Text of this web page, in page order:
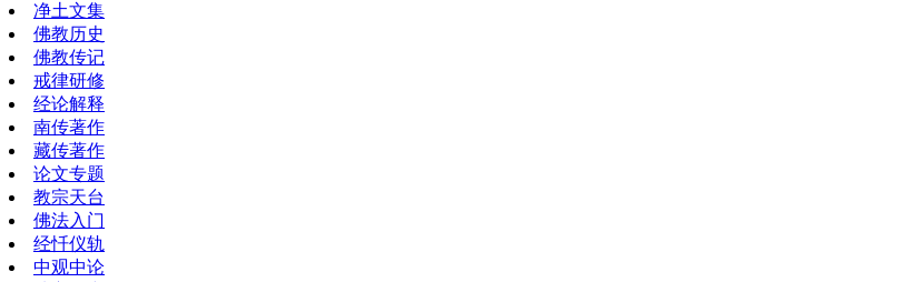
净土文集
佛教历史
佛教传记
戒律研修
经论解释
南传著作
藏传著作
论文专题
教宗天台
佛法入门
经忏仪轨
中观中论